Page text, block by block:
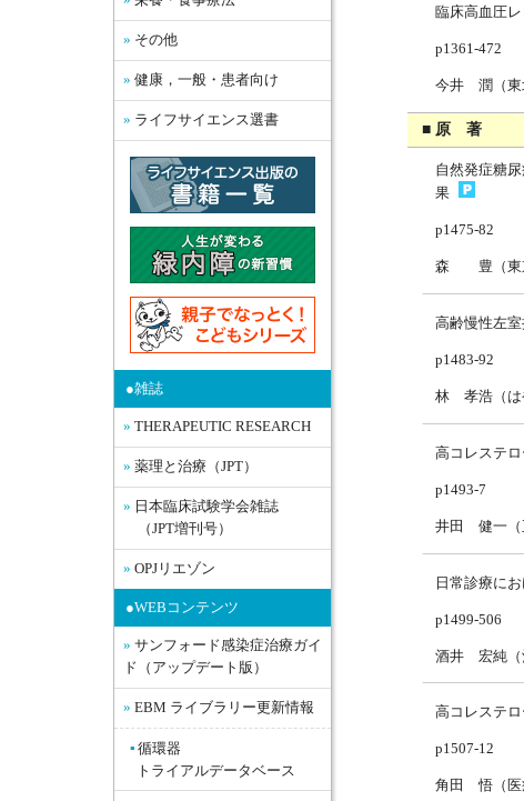
その他
健康，一般・患者向け
ライフサイエンス選書
●雑誌
THERAPEUTIC RESEARCH
薬理と治療（JPT）
日本臨床試験学会雑誌
（JPT増刊号）
OPJリエゾン
●WEBコンテンツ
サンフォード感染症治療ガイ
ド（アップデート版）
EBM ライブラリー更新情報
循環器
トライアルデータベース
臨床高血圧
p1361-472
今井 潤（東
■ 原 著
自然発症糖
果
p1475-82
森 豊（東京
高齢慢性左
p1483-92
林 孝浩（は
高コレステ
p1493-7
井田 健一（
日常診療に
p1499-506
酒井 宏純（
高コレステ
p1507-12
角田 悟（医